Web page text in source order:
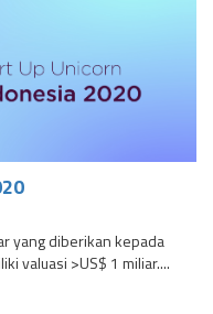
yang diberikan kepada
valuasi >US$ 1 miliar....